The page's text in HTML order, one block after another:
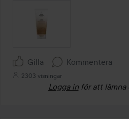
Gilla Kommentera
2303 visningar
Logga in för att lämna